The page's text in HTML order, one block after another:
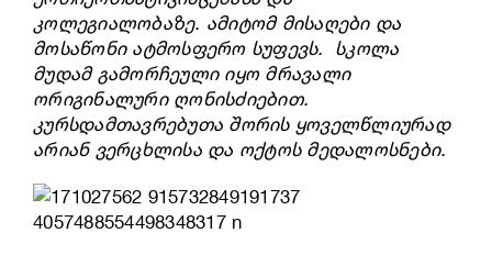
კოლეგიალობაზე. ამიტომ მისაღები და
მოსაწონი ატმოსფერო სუფევს. სკოლა
მუდამ გამორჩეული იყო მრავალი
ორიგინალური ღონისძიებით.
კურსდამთავრებუთა შორის ყოველწლიურად
არიან ვერცხლისა და ოქტოს მედალოსნები.